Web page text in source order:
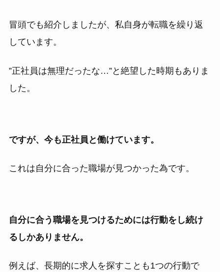
冒頭でも紹介しましたが、私自身が転職を繰り返
しています。
”正社員は無理だったな…”と絶望した時期もありま
した。
ですが、今も正社員と働けています。
これは自分に合った職場が見つかった為です。
自分に合う職場を見つけるためには行動をし続け
るしかありません。
例えば、長期的に求人を探すことも1つの行動で